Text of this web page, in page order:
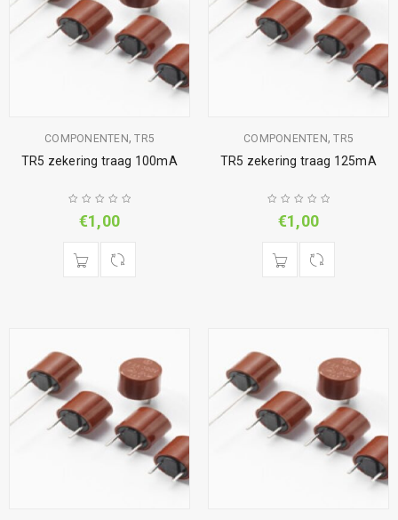
COMPONENTEN,TR5
TR5 zekering traag 100mA
€1,00
COMPONENTEN,TR5
TR5 zekering traag 125mA
€1,00